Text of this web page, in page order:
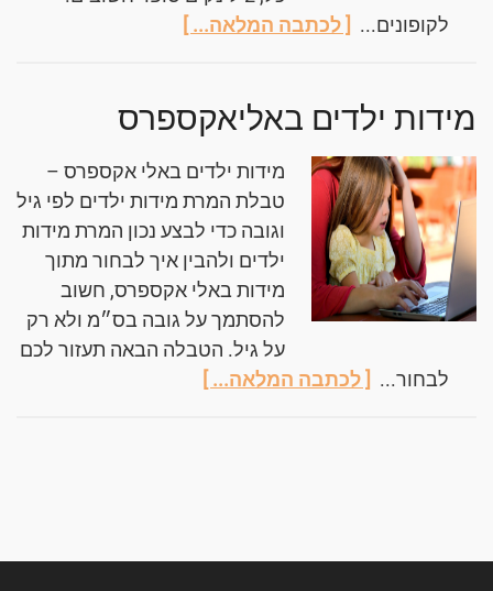
לקופונים... [ לכתבה המלאה... ]
מידות ילדים באליאקספרס
מידות ילדים באלי אקספרס –
טבלת המרת מידות ילדים לפי גיל
וגובה כדי לבצע נכון המרת מידות
ילדים ולהבין איך לבחור מתוך
מידות באלי אקספרס, חשוב
להסתמך על גובה בס״מ ולא רק
על גיל. הטבלה הבאה תעזור לכם
לבחור... [ לכתבה המלאה... ]